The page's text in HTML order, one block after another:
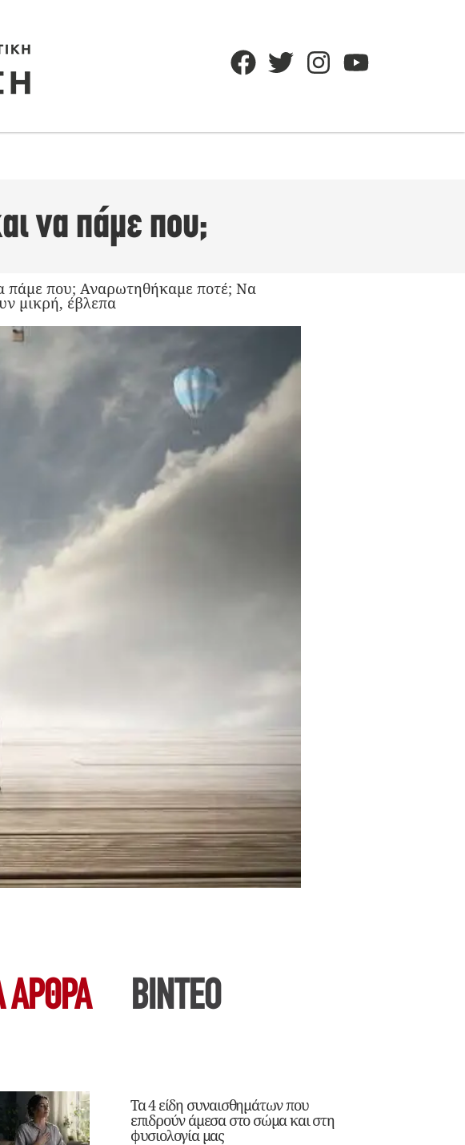
να πάμε που;
πάμε που; Αναρωτηθήκαμε ποτέ; Να
μικρή, έβλεπα
ΆΡΘΡΑ ΒΙΝΤΕΟ
Τα 4 είδη συναισθημάτων που
επιδρούν άμεσα στο σώμα και στη
φυσιολογία μας